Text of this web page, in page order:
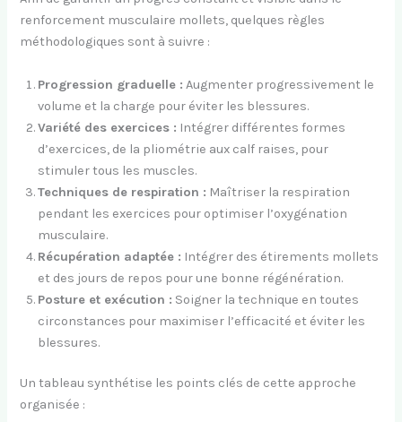
renforcement musculaire mollets, quelques règles
méthodologiques sont à suivre :
Progression graduelle : Augmenter progressivement le
volume et la charge pour éviter les blessures.
Variété des exercices : Intégrer différentes formes
d’exercices, de la pliométrie aux calf raises, pour
stimuler tous les muscles.
Techniques de respiration : Maîtriser la respiration
pendant les exercices pour optimiser l’oxygénation
musculaire.
Récupération adaptée : Intégrer des étirements mollets
et des jours de repos pour une bonne régénération.
Posture et exécution : Soigner la technique en toutes
circonstances pour maximiser l’efficacité et éviter les
blessures.
Un tableau synthétise les points clés de cette approche
organisée :